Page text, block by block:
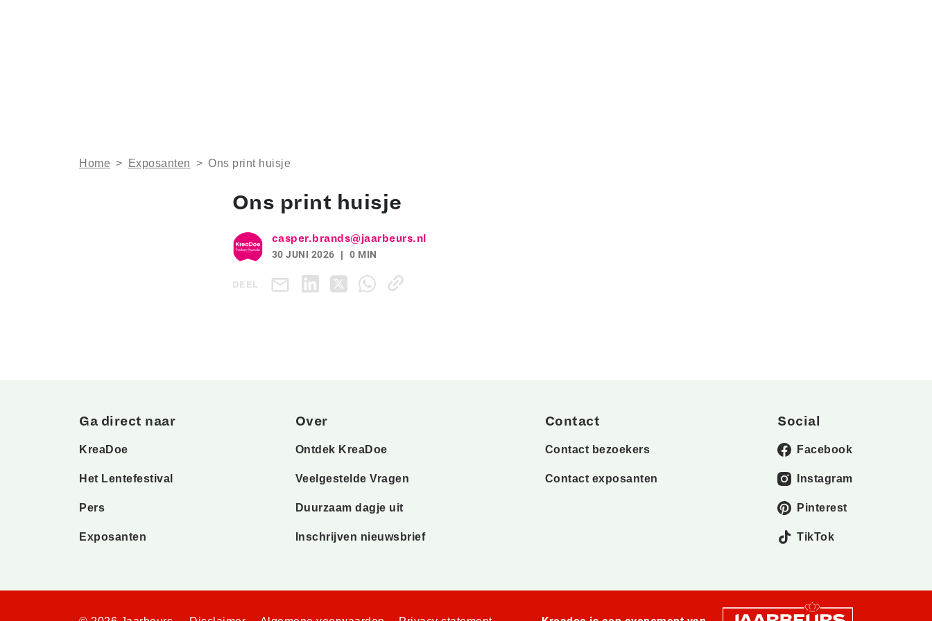
Home > Exposanten > Ons print huisje
Ons print huisje
casper.brands@jaarbeurs.nl
30 JUNI 2026
0 MIN
DEEL
Ga direct naar
KreaDoe
Het Lentefestival
Pers
Exposanten
Over
Ontdek KreaDoe
Veelgestelde Vragen
Duurzaam dagje uit
Inschrijven nieuwsbrief
Contact
Contact bezoekers
Contact exposanten
Social
Facebook
Instagram
Pinterest
TikTok